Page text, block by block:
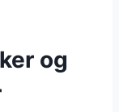
og